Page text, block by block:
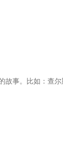
事。比如：查尔